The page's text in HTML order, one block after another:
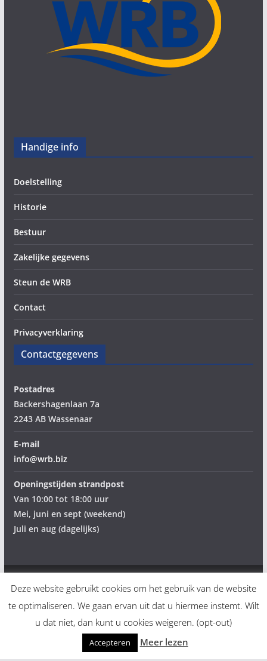
Handige info
Doelstelling
Historie
Bestuur
Zakelijke gegevens
Steun de WRB
Contact
Privacyverklaring
Contactgegevens
Postadres
Backershagenlaan 7a
2243 AB Wassenaar
E-mail
info@wrb.biz
Openingstijden strandpost
Van 10:00 tot 18:00 uur
Mei, juni en sept (weekend)
Juli en aug (dagelijks)
Thema: ColorMagdoor ThemeGrill. Aangedreven door
WordPress.
Deze website gebruikt cookies om het gebruik van de website
te optimaliseren. We gaan ervan uit dat u hiermee instemt. Wilt
u dat niet, dan kunt u cookies weigeren. (opt-out)
Accepteren Meer lezen